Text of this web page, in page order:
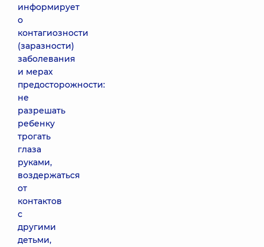
информирует
о
контагиозности
(заразности)
заболевания
и мерах
предосторожности:
не
разрешать
ребенку
трогать
глаза
руками,
воздержаться
от
контактов
с
другими
детьми,